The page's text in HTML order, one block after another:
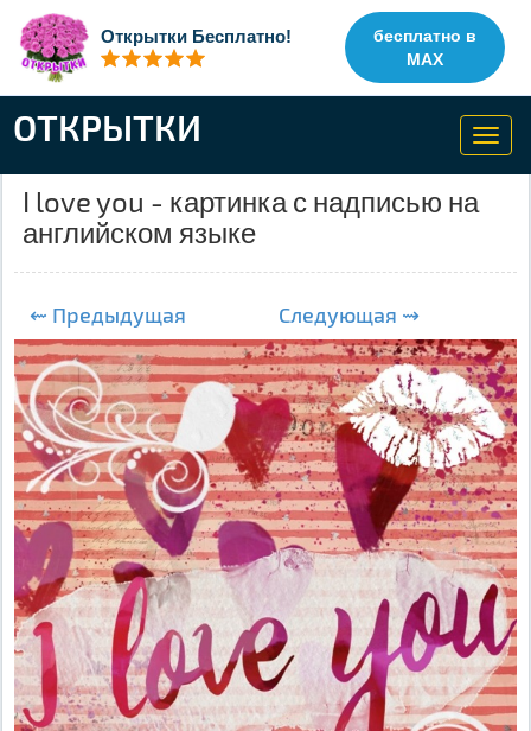
Открытки Бесплатно!
бесплатно в
MAX
ОТКРЫТКИ
I love you - картинка с надписью на
английском языке
⇜ Предыдущая Следующая ⇝